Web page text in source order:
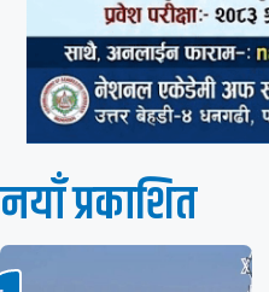
नयाँ प्रकाशित